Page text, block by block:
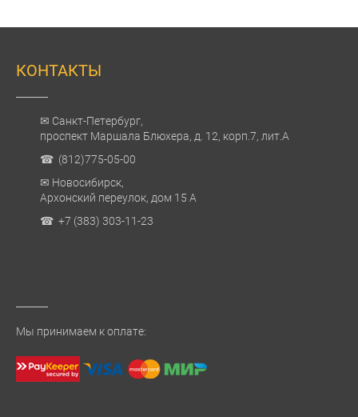
КОНТАКТЫ
✉ Санкт-Петербург,
проспект Маршала Блюхера, д. 12, корп.7, лит.А
☎ (812)775-05-00
✉ Новосибирск,
Архонский переулок, дом 15 А
☎ +7 (383) 303-11-23
Мы принимаем к оплате: